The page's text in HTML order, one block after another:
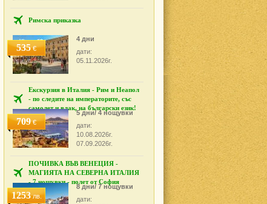
Римска приказка
535€
4 дни
дати:
05.11.2026г.
Екскурзия в Италия - Рим и Неапол
- по следите на императорите, със
самолет и влак, на български език!
709€
5 дни/ 4 нощувки
дати:
10.08.2026г.
07.09.2026г.
ПОЧИВКА ВЪВ ВЕНЕЦИЯ -
МАГИЯТА НА СЕВЕРНА ИТАЛИЯ
- 7 нощувки - полет от София
1253лв.
8 дни/ 7 нощувки
дати: